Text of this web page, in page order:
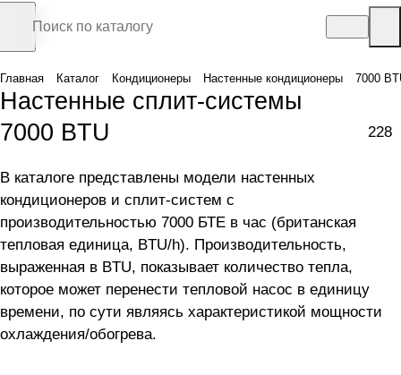
Главная Каталог Кондиционеры Настенные кондиционеры 7000
Настенные сплит-системы
7000 BTU
228
В каталоге представлены модели настенных
кондиционеров и сплит-систем с
производительностью 7000 БТЕ в час (британская
тепловая единица, BTU/h). Производительность,
выраженная в BTU, показывает количество тепла,
которое может перенести тепловой насос в единицу
времени, по сути являясь характеристикой мощности
охлаждения/обогрева.